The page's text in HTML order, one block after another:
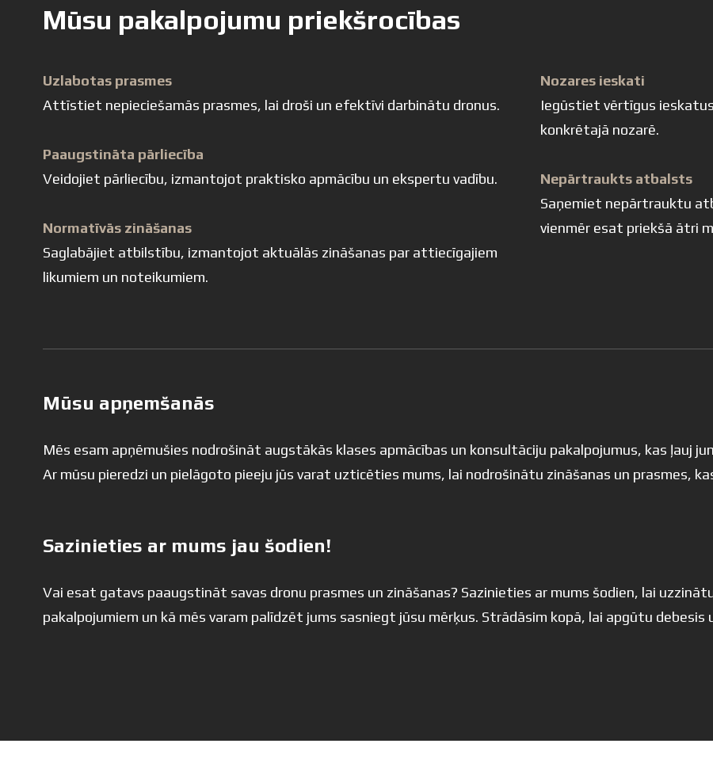
Mūsu pakalpojumu priekšrocības
Uzlabotas prasmes
Attīstiet nepieciešamās prasmes, lai droši un efektīvi darbinātu dronus.
Paaugstināta pārliecība
Veidojiet pārliecību, izmantojot praktisko apmācību un ekspertu vadību.
Normatīvās zināšanas
Saglabājiet atbilstību, izmantojot aktuālās zināšanas par attiecīgajiem
likumiem un noteikumiem.
Nozares ieskati
Iegūstiet vērtīgus
konkrētajā nozarē.
Nepārtraukts atbalsts
Saņemiet nepārtrauktu
vienmēr esat priekšā ātri
Mūsu apņemšanās
Mēs esam apņēmušies nodrošināt augstākās klases apmācības un konsultāciju pakalpojumus, kas ļauj
Ar mūsu pieredzi un pielāgoto pieeju jūs varat uzticēties mums, lai nodrošinātu zināšanas un prasmes,
Sazinieties ar mums jau šodien!
Vai esat gatavs paaugstināt savas dronu prasmes un zināšanas? Sazinieties ar mums šodien, lai
pakalpojumiem un kā mēs varam palīdzēt jums sasniegt jūsu mērķus. Strādāsim kopā, lai apgūtu